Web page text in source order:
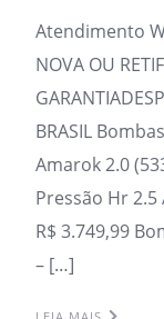
Atendimento
NOVA OU
BRASIL
Amarok 2.0
Pressão Hr 2.5
R$ 3.749,99
– […]